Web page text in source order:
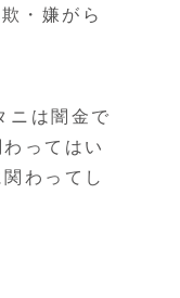
・嫌がら
は闇金で
ってはい
わってし